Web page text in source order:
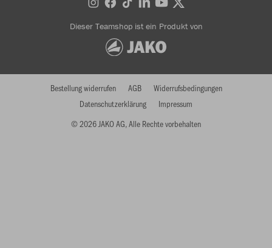
Dieser Teamshop ist ein Produkt von
© 2026 JAKO AG, Alle Rechte vorbehalten
Bestellung widerrufen AGB
Widerrufsbedingungen
Datenschutzerklärung
Impressum